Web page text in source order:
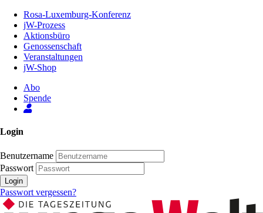
Inhalt
Seite
Rosa-Luxemburg-Konferenz
jW-Prozess
Aktionsbüro
Genossenschaft
Veranstaltungen
jW-Shop
Abo
Spende
Login
Benutzername
Passwort
Login
Passwort vergessen?